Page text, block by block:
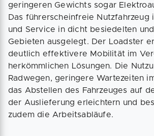
geringeren Gewichts sogar
Das führerscheinfreie Nutzfahrzeug
und Service in dicht besiedelten
Gebieten ausgelegt. Der Loadster
deutlich effektivere Mobilität im
herkömmlichen Lösungen. Die
Radwegen, geringere Wartezeiten
das Abstellen des Fahrzeuges auf
der Auslieferung erleichtern und
zudem die Arbeitsabläufe.